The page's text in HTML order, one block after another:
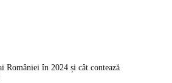
României în 2024 și cât contează